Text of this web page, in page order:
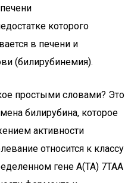
которого
в печени и
(билирубинемия).
простыми словами? Это
билирубина, которое
активности
относится к классу
гене А(ТА) 7ТАА